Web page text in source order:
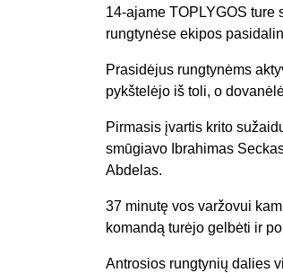
14-ajame TOPLYGOS ture
rungtynėse ekipos
Prasidėjus rungtynėms
pykštelėjo iš toli, o
Pirmasis įvartis krito
smūgiavo Ibrahimas
Abdelas.
37 minutę vos varžovui
komandą turėjo gelbėti ir
Antrosios rungtynių dalies